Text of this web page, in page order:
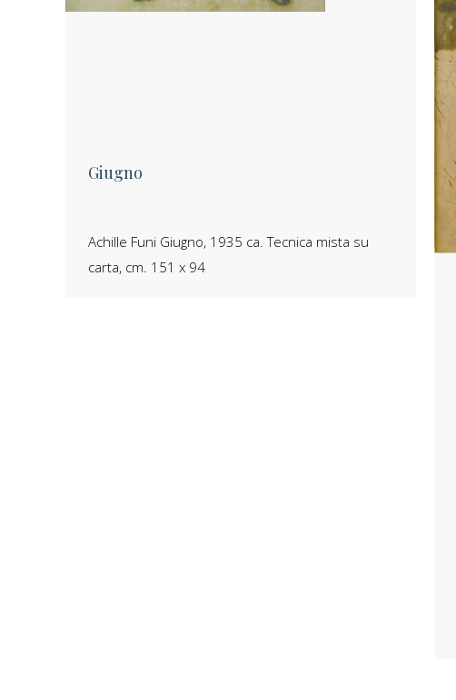
Giugno
Achille Funi Giugno, 1935 ca. Tecnica mista su
carta, cm. 151 x 94